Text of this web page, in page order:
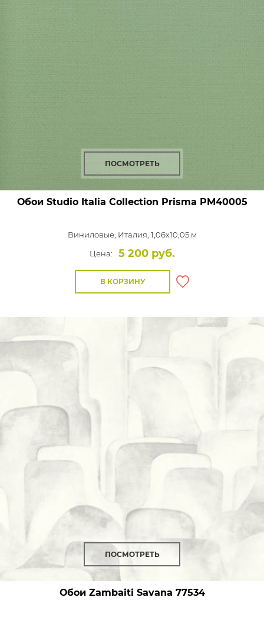
ПОСМОТРЕТЬ
Обои Studio Italia Collection Prisma PM40005
Виниловые, Италия, 1,06x10,05 м
Цена:
5 200 руб.
В КОРЗИНУ
ПОСМОТРЕТЬ
Обои Zambaiti Savana 77534